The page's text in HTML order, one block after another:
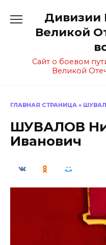
содержанию
Дивизии
Великой
Сайт о боевом
Великой
ГЛАВНАЯ СТРАНИЦА »
ШУВАЛОВ
Иванович